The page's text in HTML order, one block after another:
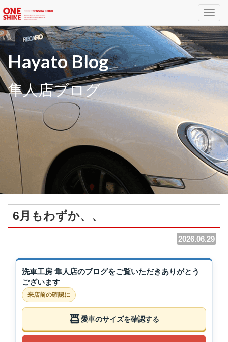
Hayato Blog
隼人店ブログ
6月もわずか、、
2026.06.29
洗車工房 隼人店のブログをご覧いただきありがとう
ございます
来店前の確認に
愛車のサイズを確認する